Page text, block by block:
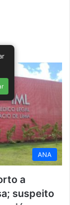
ANA
a
suspeito